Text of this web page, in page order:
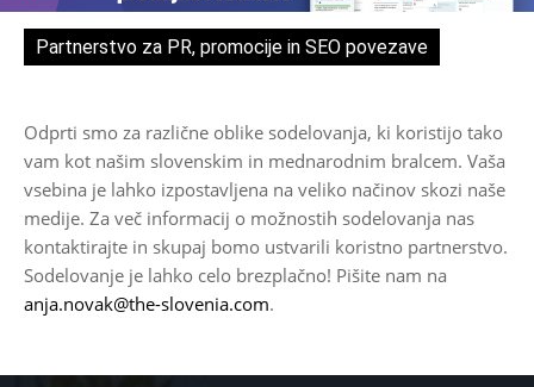
Partnerstvo za PR, promocije in SEO povezave
Odprti smo za različne oblike sodelovanja, ki koristijo tako
vam kot našim slovenskim in mednarodnim bralcem. Vaša
vsebina je lahko izpostavljena na veliko načinov skozi naše
medije. Za več informacij o možnostih sodelovanja nas
kontaktirajte in skupaj bomo ustvarili koristno partnerstvo.
Sodelovanje je lahko celo brezplačno! Pišite nam na
anja.novak@the-slovenia.com.